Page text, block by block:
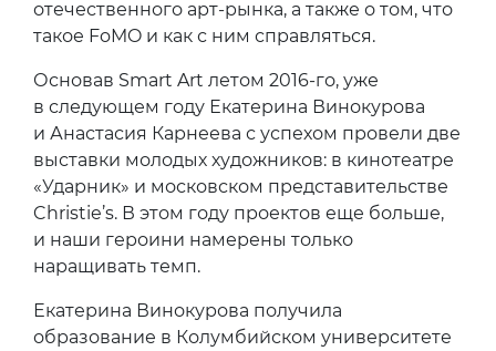
отечественного арт-рынка, а также о том, что
такое FoMO и как с ним справляться.
Основав Smart Art летом 2016-го, уже
в следующем году Екатерина Винокурова
и Анастасия Карнеева с успехом провели две
выставки молодых художников: в кинотеатре
«Ударник» и московском представительстве
Christie’s. В этом году проектов еще больше,
и наши героини намерены только
наращивать темп.
Екатерина Винокурова получила
образование в Колумбийском университете